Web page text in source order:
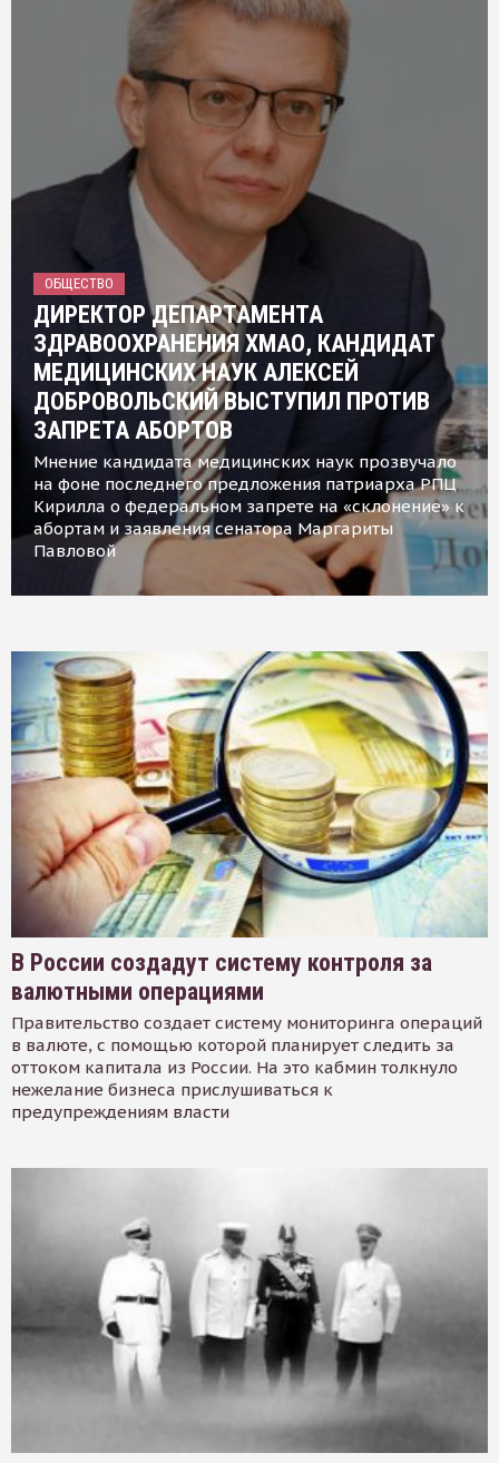
ОБЩЕСТВО
ДИРЕКТОР ДЕПАРТАМЕНТА
ЗДРАВООХРАНЕНИЯ ХМАО, КАНДИДАТ
МЕДИЦИНСКИХ НАУК АЛЕКСЕЙ
ДОБРОВОЛЬСКИЙ ВЫСТУПИЛ ПРОТИВ
ЗАПРЕТА АБОРТОВ
Мнение кандидата медицинских наук прозвучало
на фоне последнего предложения патриарха РПЦ
Кирилла о федеральном запрете на «склонение» к
абортам и заявления сенатора Маргариты
Павловой
В России создадут систему контроля за
валютными операциями
Правительство создает систему мониторинга операций
в валюте, с помощью которой планирует следить за
оттоком капитала из России. На это кабмин толкнуло
нежелание бизнеса прислушиваться к
предупреждениям власти